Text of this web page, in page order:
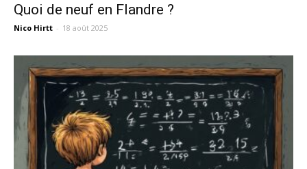
Quoi de neuf en Flandre ?
Nico Hirtt - 18 août 2025